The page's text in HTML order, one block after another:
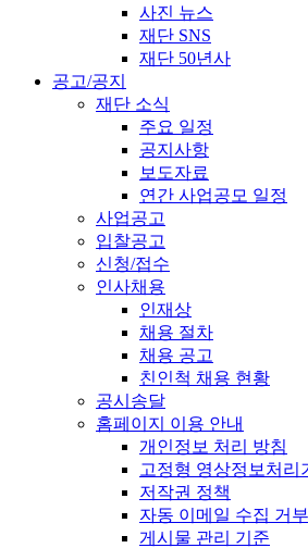
사진 뉴스
재단 SNS
재단 50년사
공고/공지
재단 소식
주요 일정
공지사항
보도자료
연간 사업공모 일정
사업공고
입찰공고
신청/접수
인사채용
인재상
채용 절차
채용 공고
친인척 채용 현황
공시송달
홈페이지 이용 안내
개인정보 처리 방침
고정형 영상정보처리
저작권 정책
자동 이메일 수집 거부
게시물 관리 기준